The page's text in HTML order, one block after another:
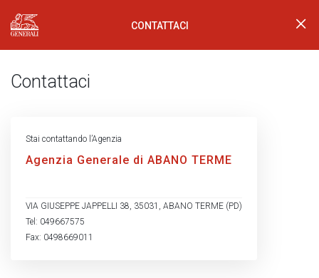
Generali Logo CONTATTACI
Contattaci
Stai contattando l’Agenzia
Agenzia Generale di ABANO TERME
VIA GIUSEPPE JAPPELLI 38, 35031, ABANO TERME (PD)
Tel: 049667575
Fax: 0498669011